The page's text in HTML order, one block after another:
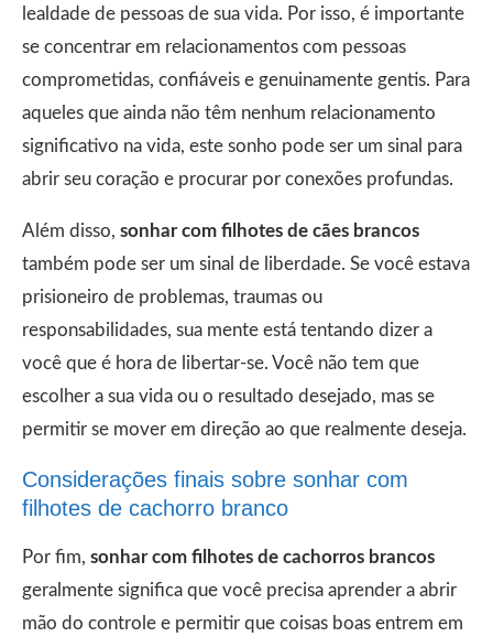
lealdade de pessoas de sua vida. Por isso, é importante
se concentrar em relacionamentos com pessoas
comprometidas, confiáveis ​​e genuinamente gentis. Para
aqueles que ainda não têm nenhum relacionamento
significativo na vida, este sonho pode ser um sinal para
abrir seu coração e procurar por conexões profundas.
Além disso, sonhar com filhotes de cães brancos
também pode ser um sinal de liberdade. Se você estava
prisioneiro de problemas, traumas ou
responsabilidades, sua mente está tentando dizer a
você que é hora de libertar-se. Você não tem que
escolher a sua vida ou o resultado desejado, mas se
permitir se mover em direção ao que realmente deseja.
Considerações finais sobre sonhar com
filhotes de cachorro branco
Por fim, sonhar com filhotes de cachorros brancos
geralmente significa que você precisa aprender a abrir
mão do controle e permitir que coisas boas entrem em